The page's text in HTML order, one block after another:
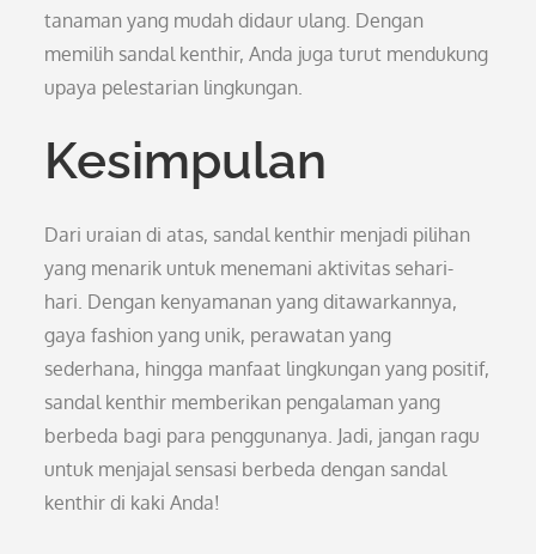
tanaman yang mudah didaur ulang. Dengan
memilih sandal kenthir, Anda juga turut mendukung
upaya pelestarian lingkungan.
Kesimpulan
Dari uraian di atas, sandal kenthir menjadi pilihan
yang menarik untuk menemani aktivitas sehari-
hari. Dengan kenyamanan yang ditawarkannya,
gaya fashion yang unik, perawatan yang
sederhana, hingga manfaat lingkungan yang positif,
sandal kenthir memberikan pengalaman yang
berbeda bagi para penggunanya. Jadi, jangan ragu
untuk menjajal sensasi berbeda dengan sandal
kenthir di kaki Anda!